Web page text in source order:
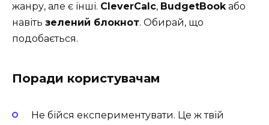
жанру, але є інші. CleverCalc, BudgetBookабо
навіть зелений блокнот. Обирай, що
подобається.
Поради користувачам
Не бійся експериментувати. Це ж твій